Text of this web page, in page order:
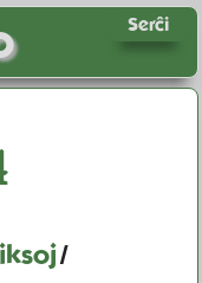
Serĉi
/